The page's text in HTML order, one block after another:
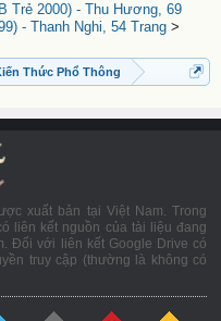
Trẻ 2000) - Thu Hương, 69
- Thanh Nghi, 54 Trang>
Thức Phổ Thông
xuất bản tại Việt Nam. Trong
liên kết nguồn của tài liệu đang
Đối với liên kết Google Drive có
truy cập (thường là không có